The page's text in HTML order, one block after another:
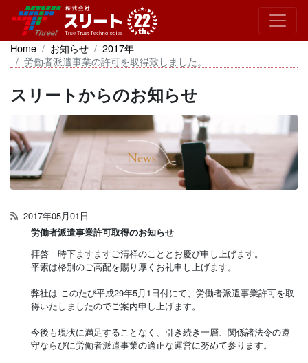
Home お知らせ
2017年
労働者派遣事業の許可を取得致しました。
スリートからのお知らせ
2017年05月01日
労働者派遣事業許可取得のお知らせ
拝啓 時下ますますご清祥のこととお慶び申し上げます。
平素は格別のご高配を賜り厚くお礼申し上げます。
弊社は このたび平成29年5月1日付にて、労働者派遣事業許可を取
得いたしましたのでご案内申し上げます。
今後も現状に満足することなく、引き続き一層、関係諸法令の遵
守ならびに労働者派遣事業の適正な運営に努めて参ります。